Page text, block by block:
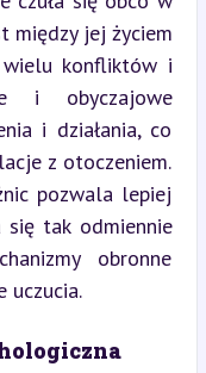
między jej życiem
konfliktów i
i obyczajowe
i działania, co
z otoczeniem.
pozwala lepiej
się tak odmiennie
obronne
uczucia.